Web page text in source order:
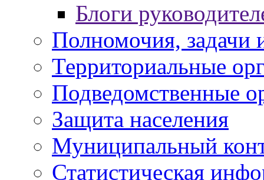
Блоги
Полномочия, задачи
Территориальные
Подведомственные
Защита населения
Муниципальный
Статистическая